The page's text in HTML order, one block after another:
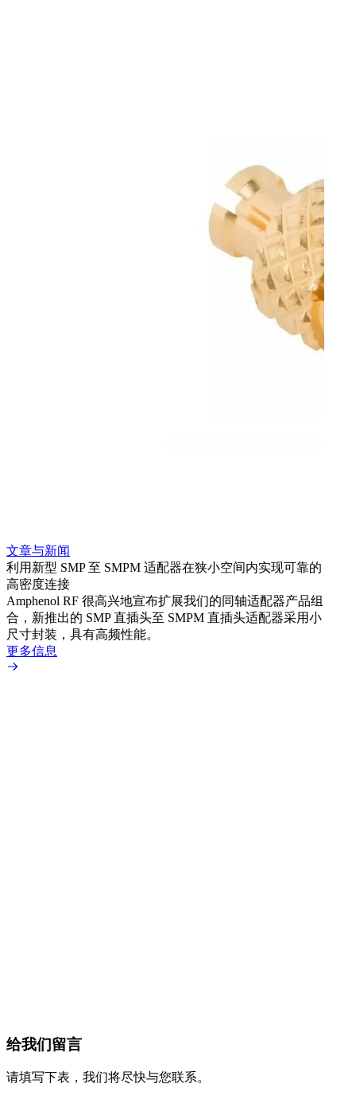
文章与新闻
利用新型 SMP 至 SMPM 适配器在狭小空间内实现可靠的
高密度连接
Amphenol RF 很高兴地宣布扩展我们的同轴适配器产品组
合，新推出的 SMP 直插头至 SMPM 直插头适配器采用小
尺寸封装，具有高频性能。
更多信息
给我们留言
请填写下表，我们将尽快与您联系。